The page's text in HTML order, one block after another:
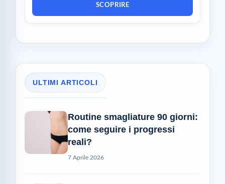
SCOPRIRE
ULTIMI ARTICOLI
Routine smagliature 90 giorni:
come seguire i progressi
reali?
7 Aprile 2026